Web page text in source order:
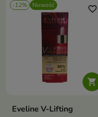
-12% Nowość

favorite_border
Eveline V-Lifting